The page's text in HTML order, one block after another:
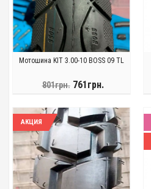
Мотошина KIT 3.00-10 BOSS 09 TL
801грн. 761грн.
АКЦИЯ